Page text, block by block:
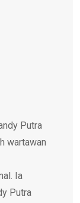
Putra
wartawan
Ia
Putra